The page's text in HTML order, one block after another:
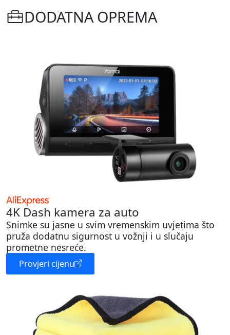
DODATNA OPREMA
4K Dash kamera za auto
Snimke su jasne u svim vremenskim uvjetima što
pruža dodatnu sigurnost u vožnji i u slučaju
prometne nesreće.
Provjeri cijenu